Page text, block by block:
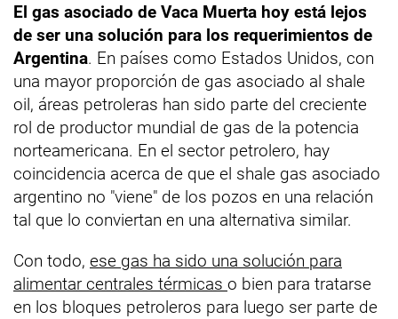
El gas asociado de Vaca Muerta hoy está lejos
de ser una solución para los requerimientos de
Argentina. En países como Estados Unidos, con
una mayor proporción de gas asociado al shale
oil, áreas petroleras han sido parte del creciente
rol de productor mundial de gas de la potencia
norteamericana. En el sector petrolero, hay
coincidencia acerca de que el shale gas asociado
argentino no "viene" de los pozos en una relación
tal que lo conviertan en una alternativa similar.
Con todo, ese gas ha sido una solución para
alimentar centrales térmicas o bien para tratarse
en los bloques petroleros para luego ser parte de